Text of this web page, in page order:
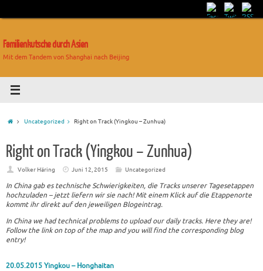
Familienkutsche durch Asien
Mit dem Tandem von Shanghai nach Beijing
Uncategorized Right on Track (Yingkou – Zunhua)
Right on Track (Yingkou – Zunhua)
Volker Häring Juni 12, 2015 Uncategorized
In China gab es technische Schwierigkeiten, die Tracks unserer Tagesetappen
hochzuladen – jetzt liefern wir sie nach! Mit einem Klick auf die Etappenorte
kommt ihr direkt auf den jeweiligen Blogeintrag.
In China we had technical problems to upload our daily tracks. Here they are!
Follow the link on top of the map and you will find the corresponding blog
entry!
20.05.2015 Yingkou – Honghaitan